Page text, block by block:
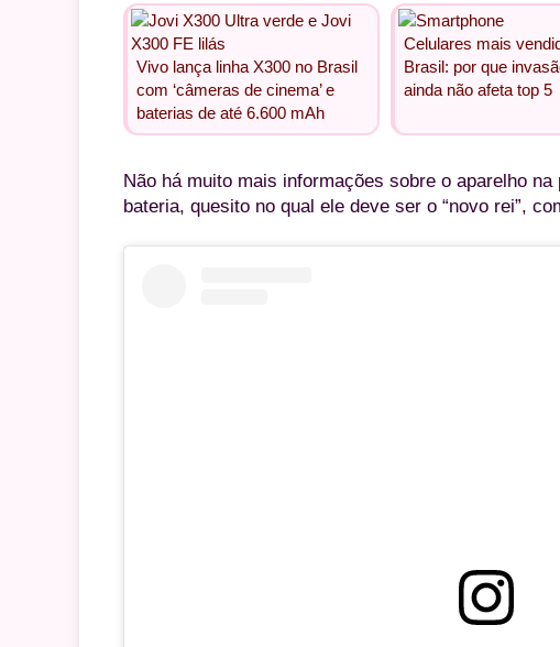
Vivo lança linha X300 no Brasil
com ‘câmeras de cinema’ e
baterias de até 6.600 mAh
Celulares mais
Brasil: por que
ainda não afeta top 5
Não há muito mais informações sobre o aparelho
bateria, quesito no qual ele deve ser o “novo rei”,